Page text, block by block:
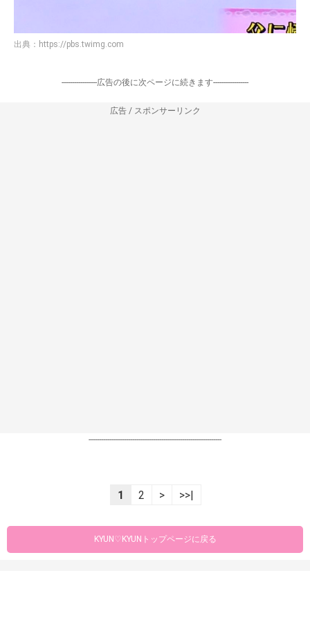
出典： https://pbs.twimg.com
-----------------広告の後に次ページに続きます-----------------
広告 / スポンサーリンク
----------------------------------------------------------------
1 2 > >>|
KYUN♡KYUNトップページに戻る